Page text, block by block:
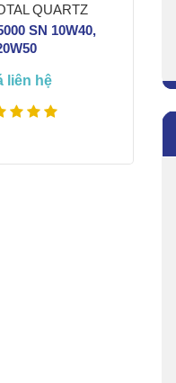
QUARTZ
SN 10W40,
liên hệ